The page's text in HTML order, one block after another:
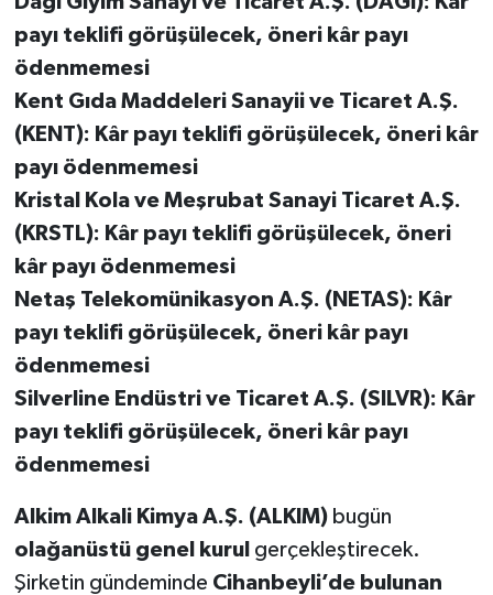
payı teklifi görüşülecek, öneri kâr payı
ödenmemesi
Kent Gıda Maddeleri Sanayii ve Ticaret A.Ş.
(KENT): Kâr payı teklifi görüşülecek, öneri kâr
payı ödenmemesi
Kristal Kola ve Meşrubat Sanayi Ticaret A.Ş.
(KRSTL): Kâr payı teklifi görüşülecek, öneri
kâr payı ödenmemesi
Netaş Telekomünikasyon A.Ş. (NETAS): Kâr
payı teklifi görüşülecek, öneri kâr payı
ödenmemesi
Silverline Endüstri ve Ticaret A.Ş. (SILVR): Kâr
payı teklifi görüşülecek, öneri kâr payı
ödenmemesi
Alkim Alkali Kimya A.Ş. (ALKIM)bugün
olağanüstü genel kurul gerçekleştirecek.
Şirketin gündeminde Cihanbeyli’de bulunan